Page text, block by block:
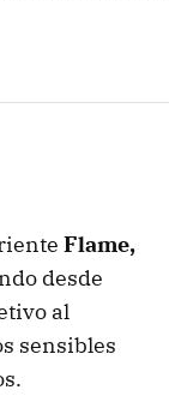
Flame,
desde
al
sensibles